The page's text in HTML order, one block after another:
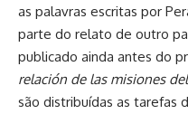
as palavras escritas por
parte do relato de outro
publicado ainda antes do
relación de las misiones
são distribuídas as tarefas